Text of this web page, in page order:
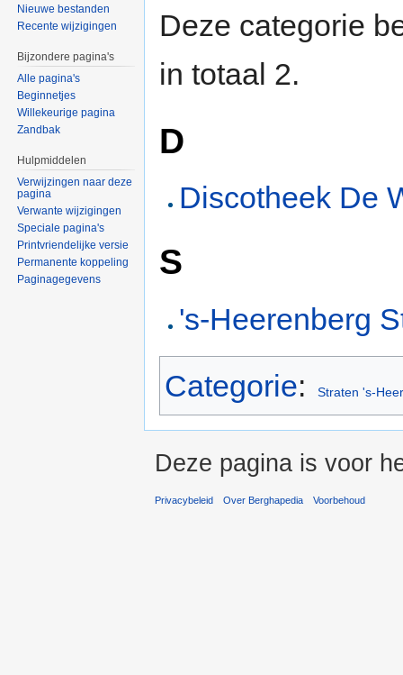
Deze categorie
in totaal 2.
D
Discotheek De
S
's-Heerenberg
Categorie: Straten 's-
Nieuwe bestanden
Recente wijzigingen
Bijzondere pagina's
Alle pagina's
Beginnetjes
Willekeurige pagina
Zandbak
Hulpmiddelen
Verwijzingen naar deze
pagina
Verwante wijzigingen
Speciale pagina's
Printvriendelijke versie
Permanente koppeling
Paginagegevens
Deze pagina is voor
Privacybeleid Over Berghapedia Voorbehoud